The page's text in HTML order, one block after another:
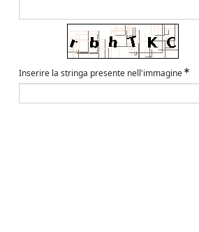
Inserire la stringa presente nell'immagine